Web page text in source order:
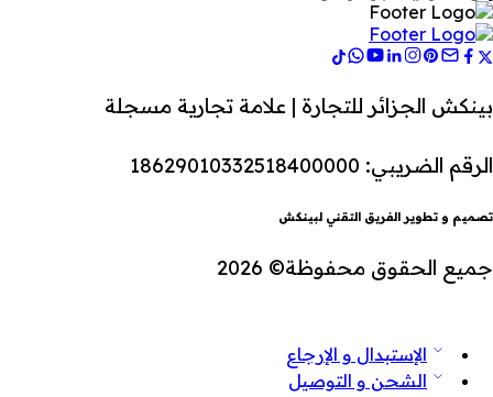
بينكش الجزائر للتجارة | علامة تجارية مسجلة
الرقم الضريبي: 18629010332518400000
تصميم و تطوير الفريق التقني لبينكش
جميع الحقوق محفوظة© 2026
الإستبدال و الإرجاع
الشحن و التوصيل